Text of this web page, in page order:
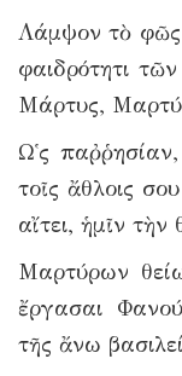
Λάμψον τὸ φῶς
φαιδρότητι
Μάρτυς,
Ω῾ς
τοῖς ἄθλοις
αἴτει, ἡμῖν τὴν
Μαρτύρων
ἔργασαι
τῆς ἄνω